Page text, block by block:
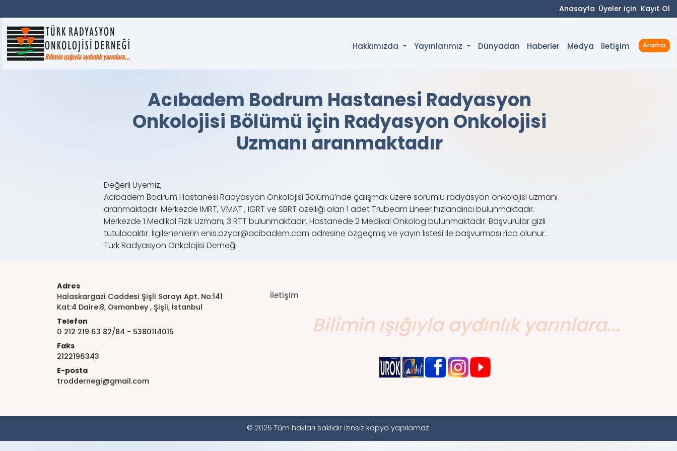
Anasayfa Üyeler için Kayıt Ol
Hakkımızda Yayınlarımız Dünyadan Haberler Medya İletişim Arama
Acıbadem Bodrum Hastanesi Radyasyon
Onkolojisi Bölümü için Radyasyon Onkolojisi
Uzmanı aranmaktadır
Değerli Üyemiz,
Acıbadem Bodrum Hastanesi Radyasyon Onkolojisi Bölümü’nde çalışmak üzere sorumlu radyasyon onkolojisi uzmanı
aranmaktadır. Merkezde IMRT, VMAT , IGRT ve SBRT özelliği olan 1 adet Trubeam Lineer hızlandırıcı bulunmaktadır.
Merkezde 1 Medikal Fizik Uzmanı, 3 RTT bulunmaktadır. Hastanede 2 Medikal Onkolog bulunmaktadır. Başvurular gizli
tutulacaktır. İlgilenenlerin enis.ozyar@acibadem.com adresine özgeçmiş ve yayın listesi ile başvurması rica olunur.
Türk Radyasyon Onkolojisi Derneği
Adres
Halaskargazi Caddesi Şişli Sarayı Apt. No:141
Kat:4 Daire:8, Osmanbey , Şişli, İstanbul
Telefon
0 212 219 63 82/84 - 5380114015
Faks
2122196343
E-posta
troddernegi@gmail.com
İletişim
Bilimin ışığıyla aydınlık yarınlara...
© 2026 Tüm hakları saklıdır izinsiz kopya yapılamaz.